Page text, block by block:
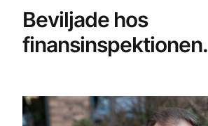
Beviljade hos
finansinspektionen.